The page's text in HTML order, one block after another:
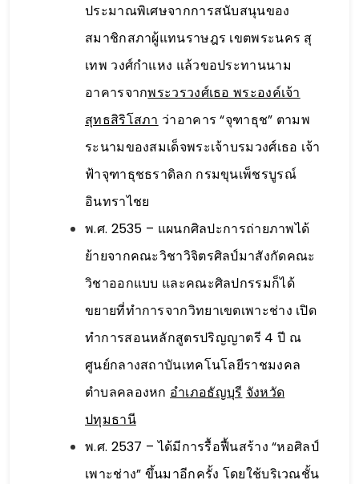
ประมาณพิเศษจากการสนับสนุนของ
สมาชิกสภาผู้แทนราษฎร เขตพระนคร สุ
เทพ วงศ์กำแหง แล้วขอประทานนาม
อาคารจากพระวรวงศ์เธอ พระองค์เจ้า
สุทธสิริโสภา ว่าอาคาร “จุฑาธุช” ตามพ
ระนามของสมเด็จพระเจ้าบรมวงศ์เธอ เจ้า
ฟ้าจุฑาธุชธราดิลก กรมขุนเพ็ชรบูรณ์
อินทราไชย
พ.ศ. 2535 – แผนกศิลปะการถ่ายภาพได้
ย้ายจากคณะวิชาวิจิตรศิลป์มาสังกัดคณะ
วิชาออกแบบ และคณะศิลปกรรมก็ได้
ขยายที่ทำการจากวิทยาเขตเพาะช่าง เปิด
ทำการสอนหลักสูตรปริญญาตรี 4 ปี ณ
ศูนย์กลางสถาบันเทคโนโลยีราชมงคล
ตำบลคลองหก อำเภอธัญบุรี จังหวัด
ปทุมธานี
พ.ศ. 2537 – ได้มีการรื้อฟื้นสร้าง “หอศิลป์
เพาะช่าง” ขึ้นมาอีกครั้ง โดยใช้บริเวณชั้น